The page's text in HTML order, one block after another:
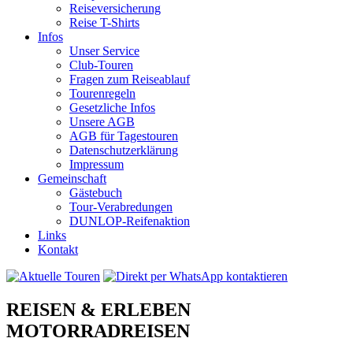
Reiseversicherung
Reise T-Shirts
Infos
Unser Service
Club-Touren
Fragen zum Reiseablauf
Tourenregeln
Gesetzliche Infos
Unsere AGB
AGB für Tagestouren
Datenschutzerklärung
Impressum
Gemeinschaft
Gästebuch
Tour-Verabredungen
DUNLOP-Reifenaktion
Links
Kontakt
REISEN & ERLEBEN
MOTORRADREISEN